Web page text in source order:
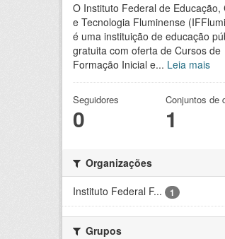
O Instituto Federal de Educação,
e Tecnologia Fluminense
é uma instituição de educação
gratuita com oferta de Cursos de
Formação Inicial e... Leia mais
Seguidores
0
Conjuntos de
1
Organizações
Instituto Federal F...
1
Grupos